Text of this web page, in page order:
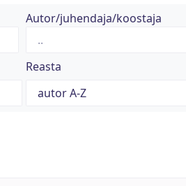
Autor/juhendaja/koostaja
Reasta